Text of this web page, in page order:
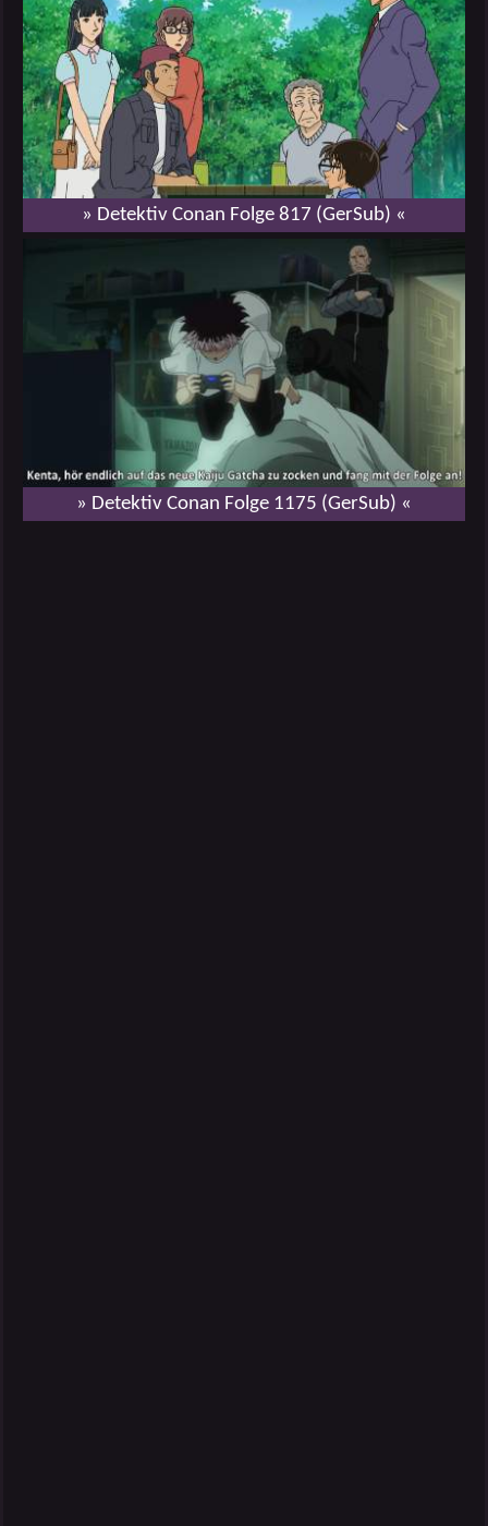
» Detektiv Conan Folge 817 (GerSub) «
» Detektiv Conan Folge 1175 (GerSub) «